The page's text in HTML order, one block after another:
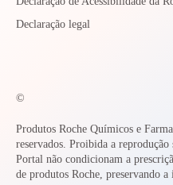
Declaração legal
©
Produtos Roche Químicos e
reservados. Proibida a
Portal não condicionam a
de produtos Roche, preservando